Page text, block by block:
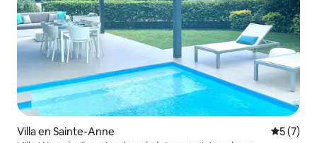
Villa en Sainte-Anne
5 (7)